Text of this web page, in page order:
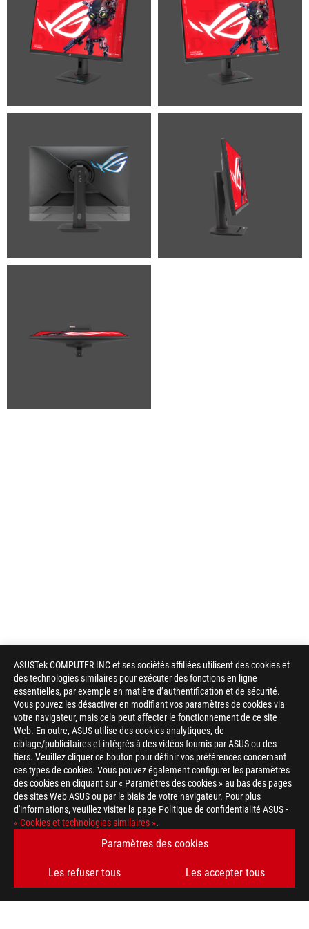
ASUSTek COMPUTER INC et ses sociétés affiliées utilisent des cookies et
des technologies similaires pour exécuter des fonctions en ligne
essentielles, par exemple en matière d’authentification et de sécurité.
Vous pouvez les désactiver en modifiant vos paramètres de cookies via
votre navigateur, mais cela peut affecter le fonctionnement de ce site
Web. En outre, ASUS utilise des cookies analytiques, de
ciblage/publicitaires et intégrés à des vidéos fournis par ASUS ou des
tiers. Veuillez cliquer ce bouton pour définir vos préférences concernant
ces types de cookies. Vous pouvez également configurer les paramètres
des cookies en cliquant sur « Paramètres des cookies » au bas des pages
des sites Web ASUS ou par le biais de votre navigateur. Pour plus
d'informations, veuillez visiter la page Politique de confidentialité ASUS -
« Cookies et technologies similaires ».
Paramètres des cookies
Les refuser tous Les accepter tous
ASUS
Footer
> GAMING MONITEURS >